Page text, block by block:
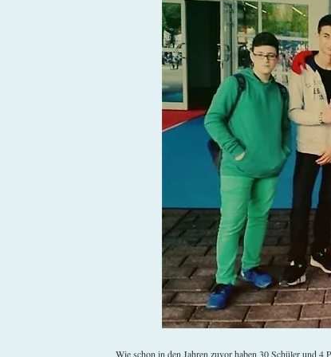
Wie schon in den Jahren zuvor haben 30 Schüler und